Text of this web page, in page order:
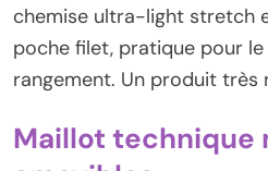
chemise ultra-light stretch
poche filet, pratique pour
rangement. Un produit très
Maillot technique